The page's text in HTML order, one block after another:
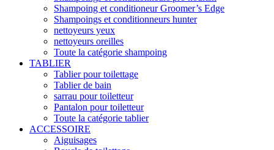
Shampoing et conditioneur Groomer’s Edge
Shampoings et conditionneurs hunter
nettoyeurs yeux
nettoyeurs oreilles
Toute la catégorie shampoing
TABLIER
Tablier pour toilettage
Tablier de bain
sarrau pour toiletteur
Pantalon pour toiletteur
Toute la catégorie tablier
ACCESSOIRE
Aiguisages